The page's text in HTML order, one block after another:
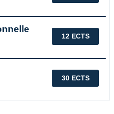
12 ECTS
30 ECTS